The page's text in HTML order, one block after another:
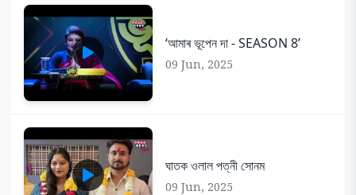
‘আমাৰ ভূপেন দা - SEASON 8’
09 Jun, 2025
ঘাতক ওলাল পত্নী সোনম
09 Jun, 2025